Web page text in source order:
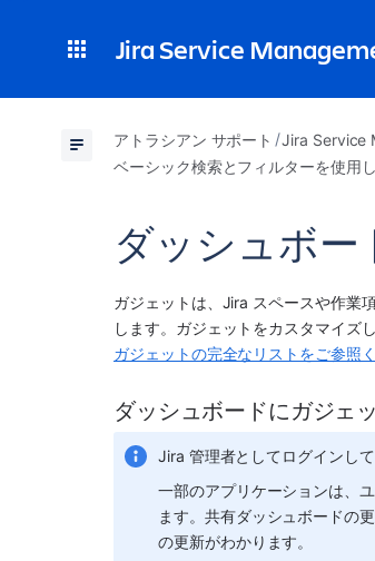
Jira Service
アトラシアン サポート Jira Service
ベーシック検索とフィルターを使用
ダッシュボ
ガジェットは、Jira スペースや作業
します。ガジェットをカスタマイズ
ガジェットの完全なリストをご参照
ダッシュボードにガジェ
Jira 管理者としてログインし
一部のアプリケーションは、
ます。共有ダッシュボードの
の更新がわかります。